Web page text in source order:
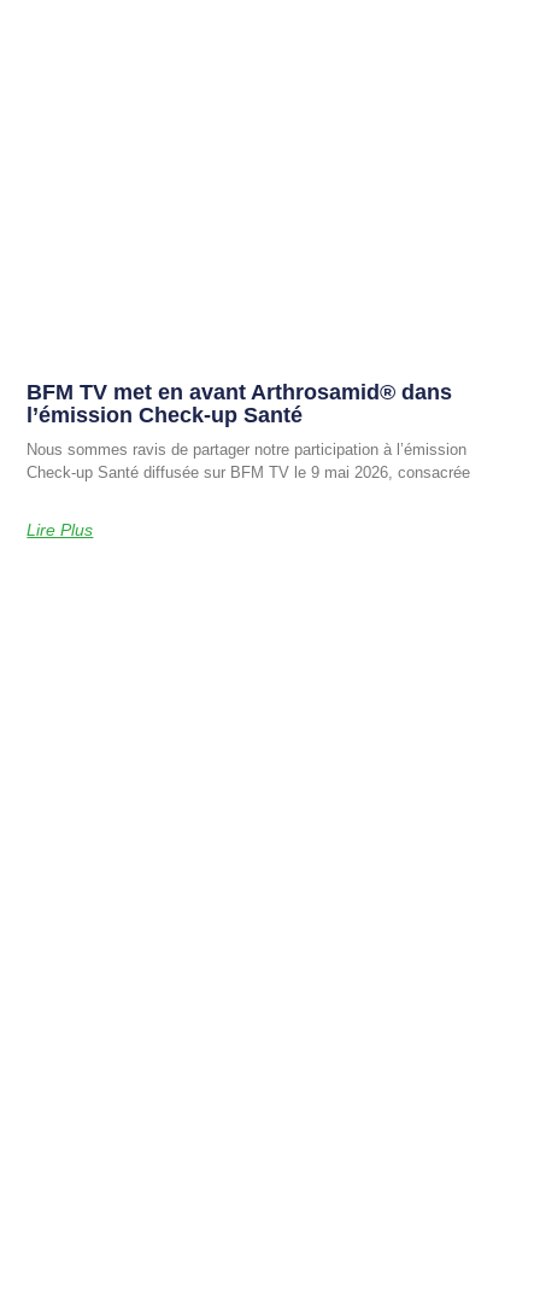
BFM TV met en avant Arthrosamid® dans
l’émission Check-up Santé
Nous sommes ravis de partager notre participation à l’émission
Check-up Santé diffusée sur BFM TV le 9 mai 2026, consacrée
Lire Plus